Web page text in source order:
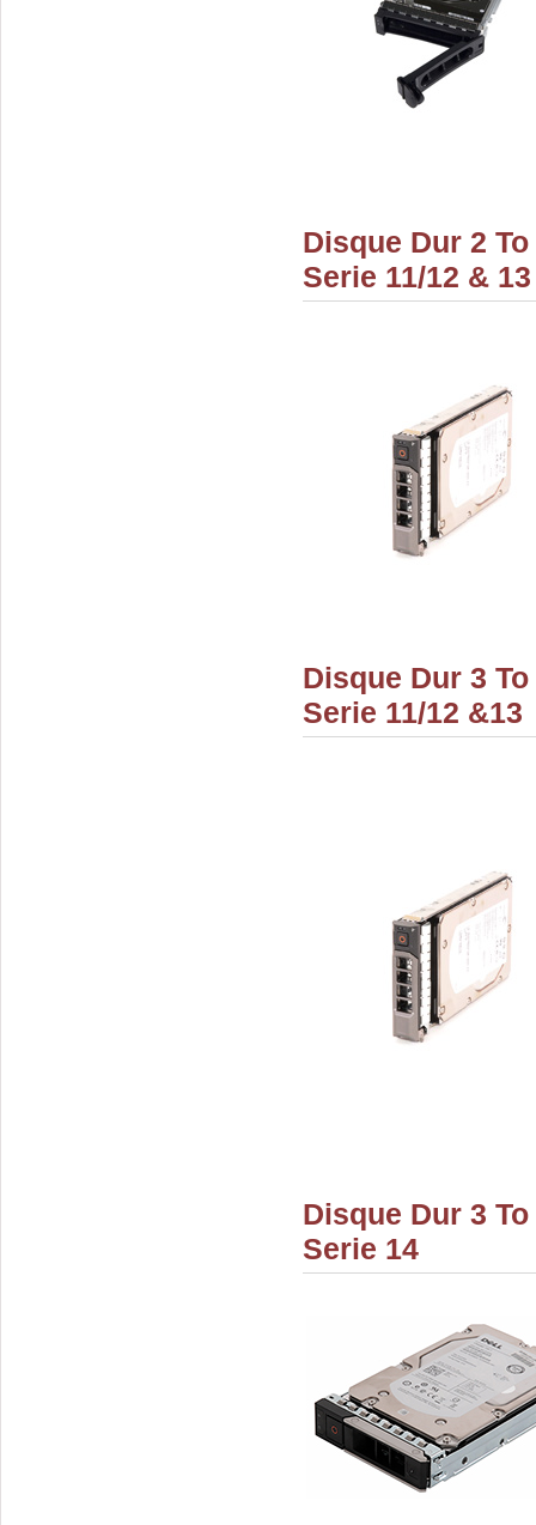
Disque Dur 2
Serie 11/12 & 13
Disque Dur 3
Serie 11/12 &13
Disque Dur 3
Serie 14